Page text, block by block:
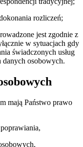
rozliczeń;
jest zgodnie z
w sytuacjach gdy
świadczonych usług
danych osobowych.
mają Państwo prawo